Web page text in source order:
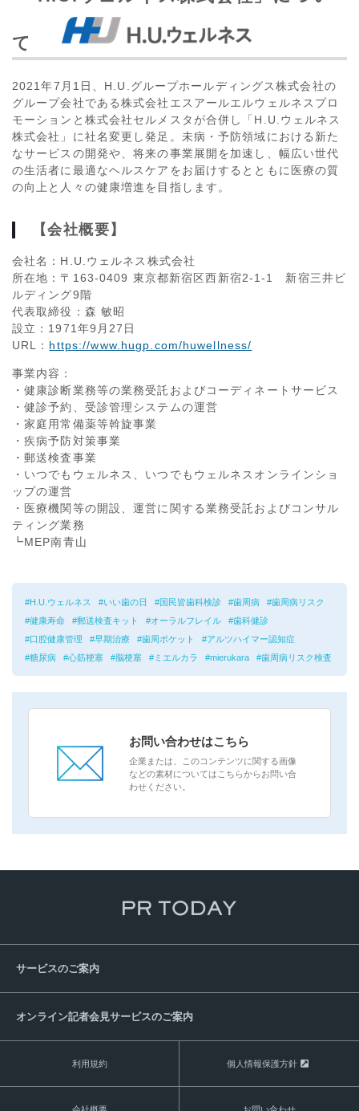
て
2021年7 月 1 日、 H.U. グループホールディングス株式会社の
グループ会社である株式会社エスアールエルウェルネスプロ
モーションと株式会社セルメスタが合併し「 H.U. ウェルネス
株式会社」に社名変更し発足。未病・予防領域における新た
なサービスの開発や、将来の事業展開を加速し、幅広い世代
の生活者に最適なヘルスケアをお届けするとともに医療の質
の向上と人々の健康増進を目指します。
【会社概要】
会社名：H.U.ウェルネス株式会社
所在地：〒163-0409 東京都新宿区西新宿2-1-1 新宿三井ビ
ルディング9階
代表取締役：森 敏昭
設立：1971年9月27日
URL： https://www.hugp.com/huwellness/
事業内容：
・健康診断業務等の業務受託およびコーディネートサービス
・健診予約、受診管理システムの運営
・家庭用常備薬等斡旋事業
・疾病予防対策事業
・郵送検査事業
・いつでもウェルネス、いつでもウェルネスオンラインショ
ップの運営
・医療機関等の開設、運営に関する業務受託およびコンサル
ティング業務
┗MEP南青山
H.U.ウェルネス いい歯の日 国民皆歯科検診 歯周病
歯周病リスク
健康寿命
郵送検査キット オーラルフレイル
歯科健診
口腔健康管理
早期治療 歯周ポケット
アルツハイマー認知症
糖尿病
心筋梗塞 脳梗塞 ミエルカラ mierukara 歯周病リスク検査
お問い合わせはこちら
企業または、このコンテンツに関する画像
などの素材についてはこちらからお問い合
わせください。
サービスのご案内
オンライン記者会見サービスのご案内
利用規約 個人情報保護方針